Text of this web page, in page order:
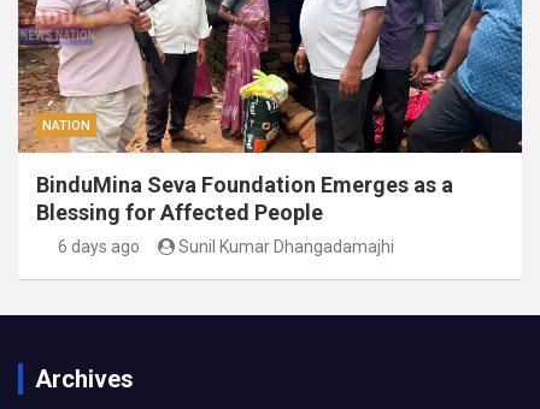
NATION
BinduMina Seva Foundation Emerges as a
Blessing for Affected People
6 days ago Sunil Kumar Dhangadamajhi
Archives